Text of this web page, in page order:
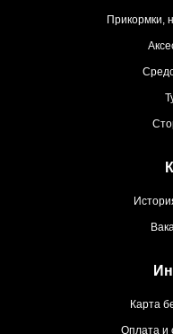
Прикормки,
Карта
Оплата и